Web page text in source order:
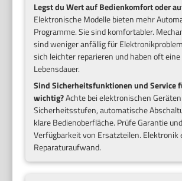
Legst du Wert auf Bedienkomfort oder
Elektronische Modelle bieten mehr
Programme. Sie sind komfortabler.
sind weniger anfällig für
sich leichter reparieren und haben oft
Lebensdauer.
Sind Sicherheitsfunktionen und Service
wichtig?Achte bei elektronischen
Sicherheitsstufen, automatische
klare Bedienoberfläche. Prüfe Garantie und
Verfügbarkeit von Ersatzteilen. Elektronik
Reparaturaufwand.